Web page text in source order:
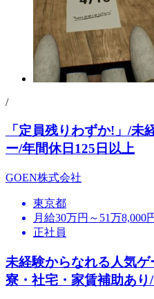
/
「定員残りわずか!」/未
ー/年間休日125日以上
GOEN株式会社
東京都
月給30万円～51万8,000
正社員
未経験からなれる人気
寮・社宅・家賃補助あり